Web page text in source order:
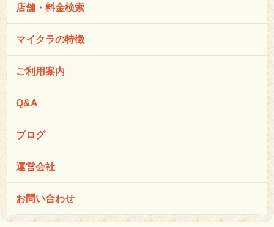
店舗・料金検索
マイクラの特徴
ご利用案内
Q&A
ブログ
運営会社
お問い合わせ